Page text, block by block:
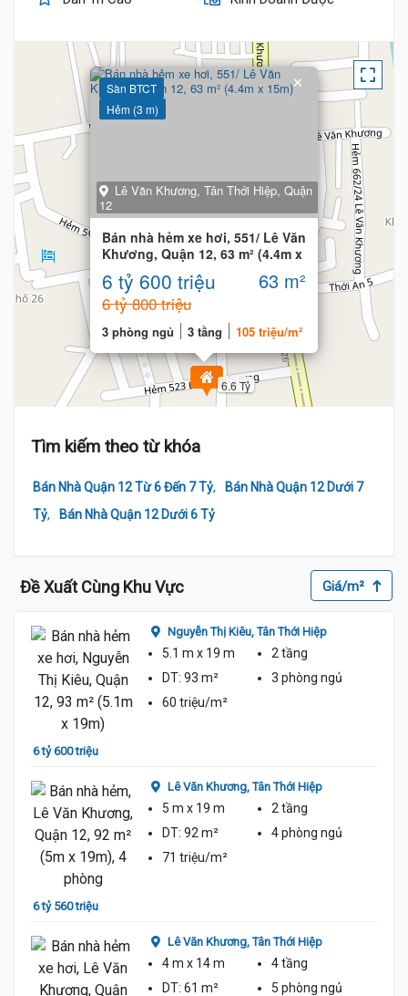
6.6 Tỷ
6.7 Tỷ
Sàn BTCT
Hẻm (3 m)
Lê Văn Khương, Tân Thới Hiệp, Quận
12
Bán nhà hẻm xe hơi, 551/ Lê Văn
Khương, Quận 12, 63 m² (4.4m x
15m)
6 tỷ 600 triệu 63 m²
6 tỷ 800 triệu
3 phòng ngủ 3 tầng 105 triệu/m²
×
Tìm kiếm theo từ khóa
Bán Nhà Quận 12 Từ 6 Đến 7 Tỷ,
Bán Nhà Quận 12 Dưới 7
Tỷ, Bán Nhà Quận 12 Dưới 6 Tỷ
Đề Xuất Cùng Khu Vực Giá/m²
6 tỷ 600 triệu
Nguyễn Thị Kiêu,Tân Thới Hiệp
5.1 m x 19 m
2 tầng
DT: 93 m² 3 phòng ngủ
60 triệu/m²
6 tỷ 560 triệu
Lê Văn Khương,Tân Thới Hiệp
5 m x 19 m
2 tầng
DT: 92 m² 4 phòng ngủ
71 triệu/m²
Lê Văn Khương,Tân Thới Hiệp
4 m x 14 m
4 tầng
DT: 61 m² 5 phòng ngủ